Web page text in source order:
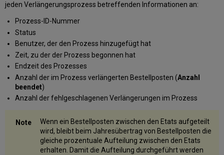
jeden Verlängerungsprozess betreffenden Informationen an:
Prozess-ID-Nummer
Status
Benutzer, der den Prozess hinzugefügt hat
Zeit, zu der der Prozess begonnen hat
Endzeit des Prozesses
Anzahl der im Prozess verlängerten Bestellposten (Anzahl
beendet)
Anzahl der fehlgeschlagenen Verlängerungen im Prozess
Wenn ein Bestellposten zwischen den Etats aufgeteilt
wird, bleibt beim Jahresübertrag von Bestellposten die
gleiche prozentuale Aufteilung zwischen den Etats
erhalten. Damit die Aufteilung durchgeführt werden